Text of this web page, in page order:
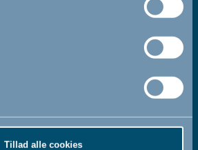
Tillad alle cookies
nyhedsbrev bekræfter du at have
Cookiepolitik.
Tilmeld